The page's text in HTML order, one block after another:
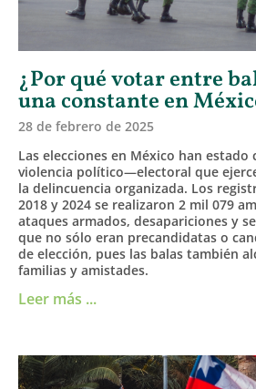
¿Por qué votar entre
una constante en
28 de febrero de 2025
Las elecciones en México han estado
violencia político—electoral que
la delincuencia organizada. Los
2018 y 2024 se realizaron 2 mil 079
ataques armados, desapariciones y
que no sólo eran precandidatas o
de elección, pues las balas también
familias y amistades.
Leer más ...